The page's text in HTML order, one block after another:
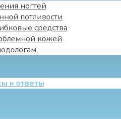
ногтей
потливости
средства
кожей
и ответы